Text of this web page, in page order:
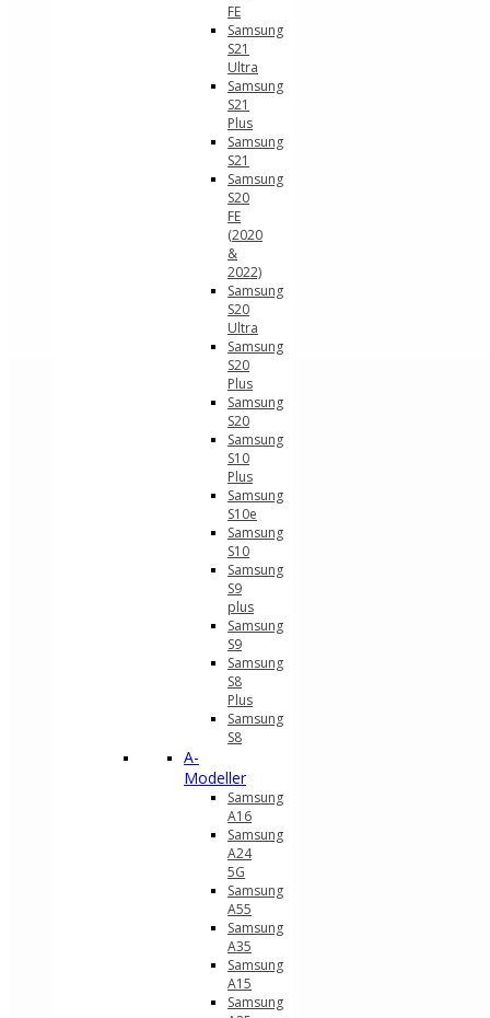
FE
Samsung
S21
Ultra
Samsung
S21
Plus
Samsung
S21
Samsung
S20
FE
(2020
&
2022)
Samsung
S20
Ultra
Samsung
S20
Plus
Samsung
S20
Samsung
S10
Plus
Samsung
S10e
Samsung
S10
Samsung
S9
plus
Samsung
S9
Samsung
S8
Plus
Samsung
S8
A-
Modeller
Samsung
A16
Samsung
A24
5G
Samsung
A55
Samsung
A35
Samsung
A15
Samsung